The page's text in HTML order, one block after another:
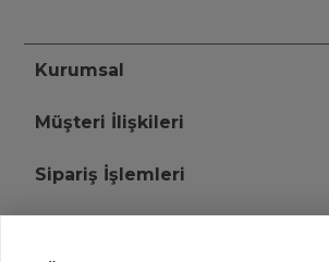
Kurumsal
Müşteri İlişkileri
Sipariş İşlemleri